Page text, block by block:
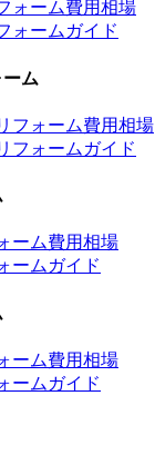
ォーム費用相場
ォームガイド
ム
フォーム費用相場
フォームガイド
ーム費用相場
ームガイド
ーム費用相場
ームガイド